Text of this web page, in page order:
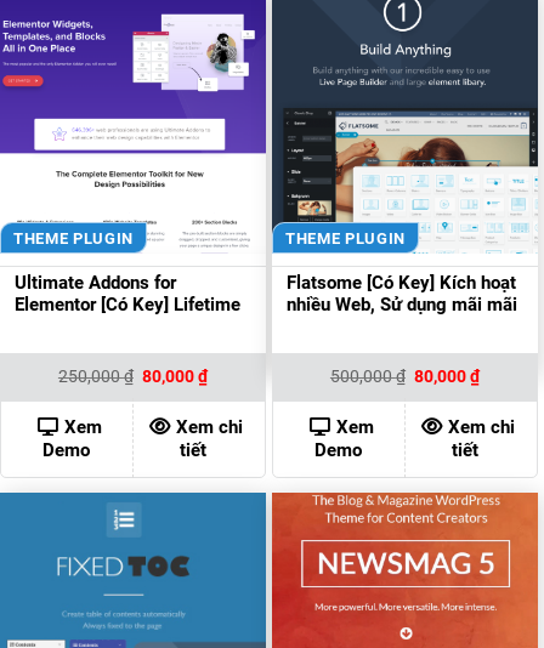
THEME PLUGIN
Ultimate Addons for
Elementor [Có Key] Lifetime
250,000₫ Giá
gốc
là:
250,000 ₫.
80,000₫Giá
hiện
tại
là:
80,000 ₫.
Xem
Demo
Xem chi
tiết
THEME PLUGIN
Flatsome [Có Key] Kích hoạt
nhiều Web, Sử dụng mãi mãi
500,000₫ Giá
gốc
là:
500,000 ₫.
80,000₫Giá
hiện
tại
là:
80,000
Xem
Demo
Xem chi
tiết